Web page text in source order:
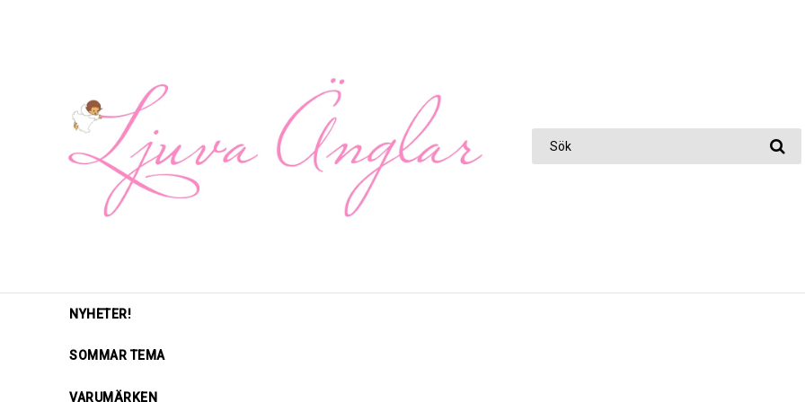
NYHETER!
SOMMAR TEMA
VARUMÄRKEN